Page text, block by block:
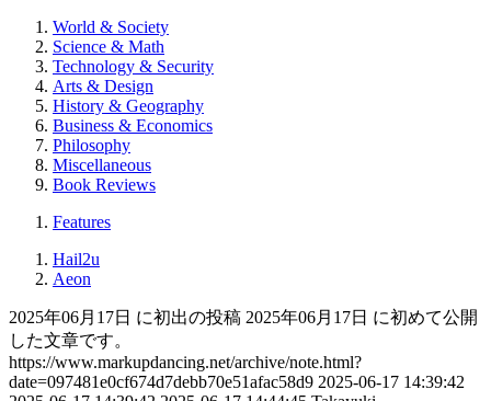
World & Society
Science & Math
Technology & Security
Arts & Design
History & Geography
Business & Economics
Philosophy
Miscellaneous
Book Reviews
Features
Hail2u
Aeon
2025年06月17日 に初出の投稿 2025年06月17日 に初めて公開
した文章です。
https://www.markupdancing.net/archive/note.html?
date=097481e0cf674d7debb70e51afac58d9 2025-06-17 14:39:42